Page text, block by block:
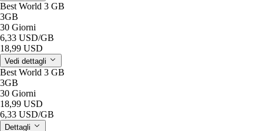
Best World 3 GB
3GB
30 Giorni
6,33 USD/GB
18,99 USD
Vedi dettagli
Best World 3 GB
3GB
30 Giorni
18,99 USD
6,33 USD/GB
Dettagli